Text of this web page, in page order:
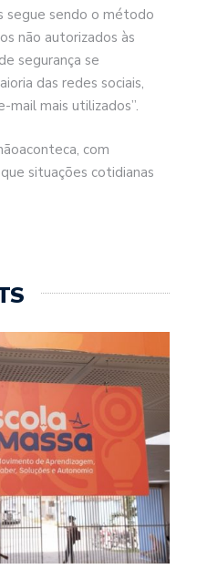
segue sendo o método
não autorizados às
segurança se
das redes sociais,
mail mais utilizados”.
com
situações cotidianas